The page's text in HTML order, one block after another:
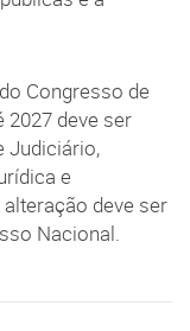
Congresso de
2027 deve ser
Judiciário,
e
deve ser
Nacional.